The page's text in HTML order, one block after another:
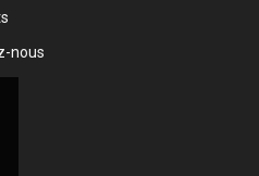
nous